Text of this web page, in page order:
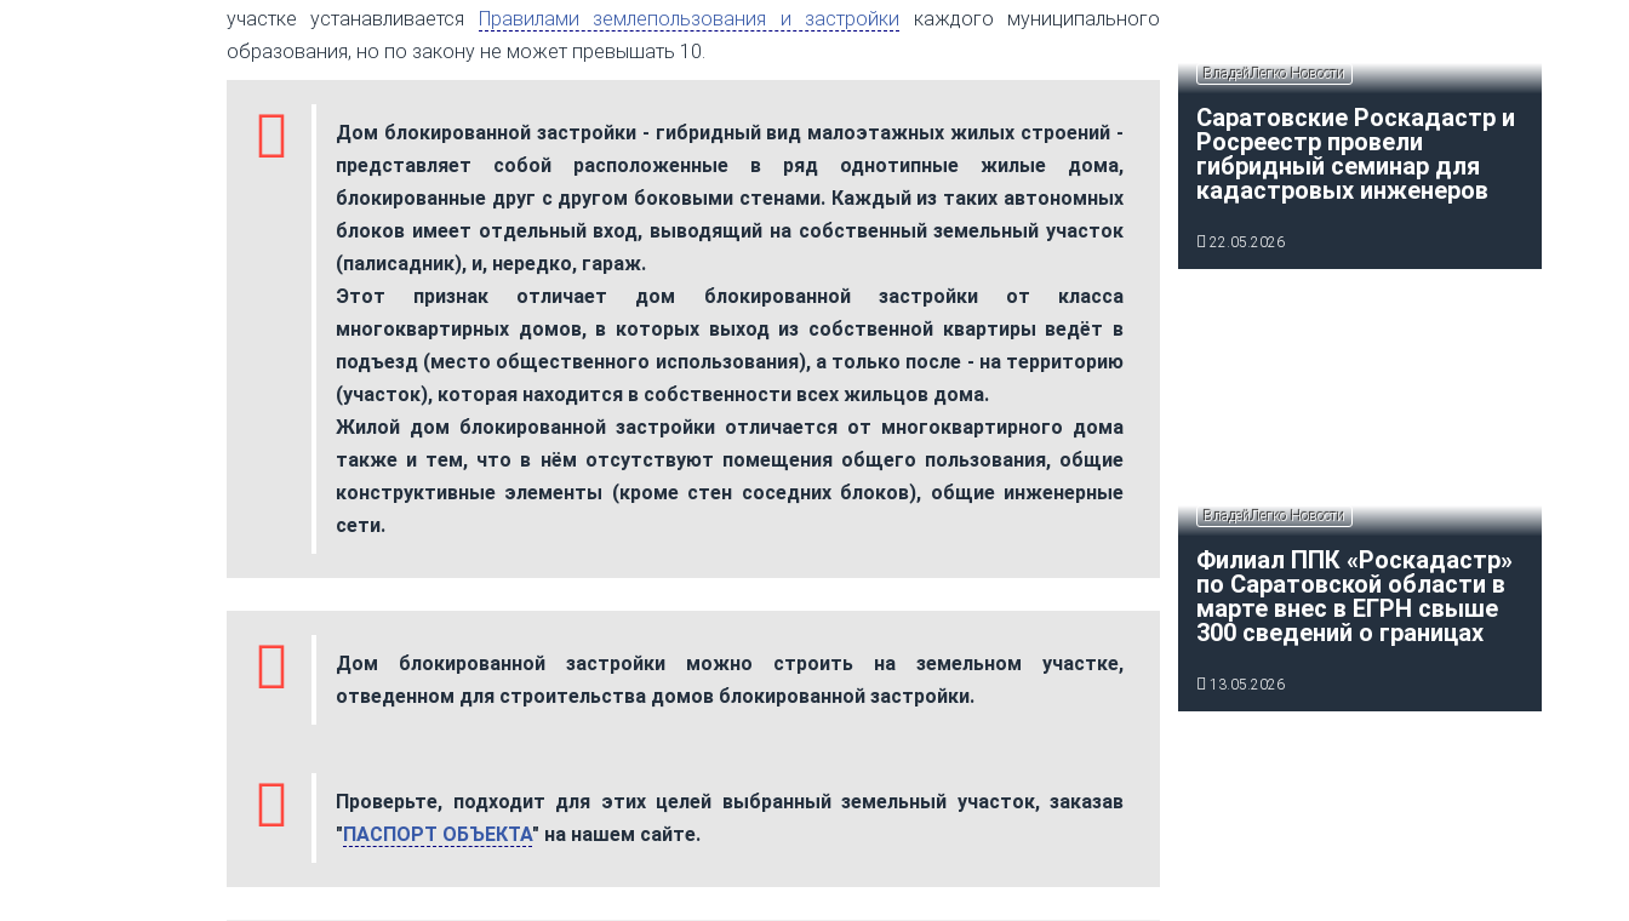
участке устанавливается
Правилами землепользования и застройки каждого муниципального
образования, но по закону не может превышать 10.
Дом блокированной застройки - гибридный вид малоэтажных жилых строений -
представляет собой расположенные в ряд однотипные жилые дома,
блокированные друг с другом боковыми стенами. Каждый из таких автономных
блоков имеет отдельный вход, выводящий на собственный земельный участок
(палисадник), и, нередко, гараж.
Этот признак отличает дом блокированной застройки от класса
многоквартирных домов, в которых выход из собственной квартиры ведёт в
подъезд (место общественного использования), а только после - на территорию
(участок), которая находится в собственности всех жильцов дома.
Жилой дом блокированной застройки отличается от многоквартирного дома
также и тем, что в нём отсутствуют помещения общего пользования, общие
конструктивные элементы (кроме стен соседних блоков), общие инженерные
сети.
Дом блокированной застройки можно строить на земельном участке,
отведенном для строительства домов блокированной застройки.
Проверьте, подходит для этих целей выбранный земельный участок, заказав
" ПАСПОРТ ОБЪЕКТА" на нашем сайте.
ВладейЛегко Новости
Саратовские Роскадастр и
Росреестр провели
гибридный семинар для
кадастровых инженеров
22.05.2026
ВладейЛегко Новости
Филиал ППК «Роскадастр»
по Саратовской области в
марте внес в ЕГРН свыше
300 сведений о границах
13.05.2026